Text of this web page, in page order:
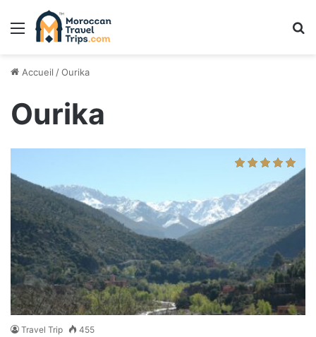
Menu
Accueil /Ourika
Ourika
Travel Trip 455